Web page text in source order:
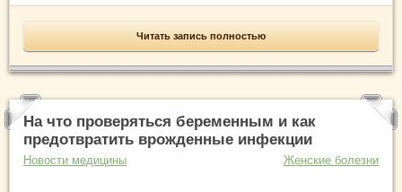
Читать запись полностью
На что проверяться беременным и как
предотвратить врожденные инфекции
Новости медицины Женские болезни